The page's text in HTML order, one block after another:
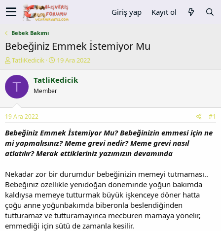
Giriş yap Kayıt ol
Bebek Bakımı
Bebeğiniz Emmek İstemiyor Mu
K
n
y
b
a
ş
a
t
n
TatliKedicik
B
ş
ç
a
r
h
i
19 Ara 2022
T TatliKedicik
Member
19 Ara 2022 #1
Bebeğiniz Emmek İstemiyor Mu? Bebeğinizin emmesi için ne
mi yapmalısınız? Meme grevi nedir? Meme grevi nasıl
atlatılır? Merak ettikleriniz yazımızın devamında
Nekadar zor bir durumdur bebeğinizin memeyi tutmaması..
Bebeğiniz özellikle yenidoğan döneminde yoğun bakımda
kaldıysa memeye tutturmak büyük işkenceye döner hatta
çoğu anne yoğunbakımda biberonla beslendiğinden
tutturamaz ve tutturamayınca mecburen mamaya yönelir,
emmediği için sütü de zamanla kesilir.